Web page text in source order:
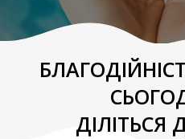
ДІЛІТЬСЯ